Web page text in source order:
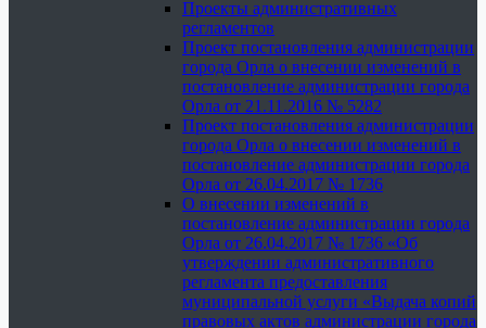
Проекты административных
регламентов
Проект постановления администрации
города Орла о внесении изменений в
постановление администрации города
Орла от 21.11.2016 № 5282
Проект постановления администрации
города Орла о внесении изменений в
постановление администрации города
Орла от 26.04.2017 № 1736
О внесении изменений в
постановление администрации города
Орла от 26.04.2017 № 1736 «Об
утверждении административного
регламента предоставления
муниципальной услуги «Выдача копий
правовых актов администрации города